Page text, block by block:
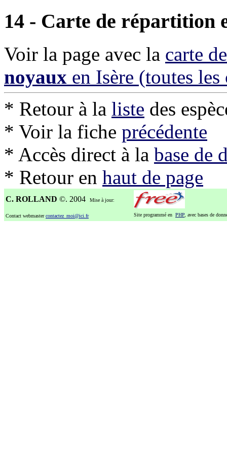
14 - Carte de répartition
Voir la page avec la carte
noyaux en Isère (toutes
* Retour à la liste des
* Voir la fiche précédente
* Accès direct à la base de
* Retour en haut de page
C. ROLLAND ©. 2004 Mise à jour:
Contact webmastercontactez_moi@ici.fr Site programmé en PHP , avec bases de